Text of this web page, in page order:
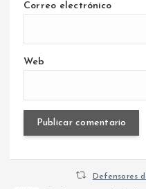
Correo electrónico
Web
Defensores